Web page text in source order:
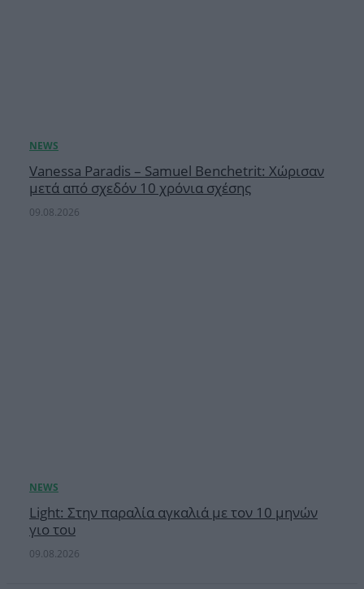
Vanessa Paradis – Samuel Benchetrit: Χώρισαν
μετά από σχεδόν 10 χρόνια σχέσης
09.08.2026
Light: Στην παραλία αγκαλιά με τον 10 μηνών
γιο του
09.08.2026